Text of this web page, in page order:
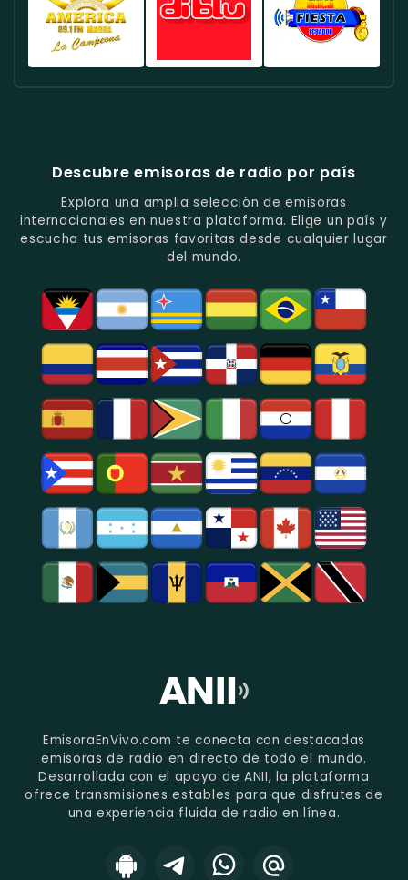
Fútbol
Quito.
En
Música
Quito.
Música
Tropical
Y
-
Programas
-
Emisora
Con
Música
Del
Recuerdo
En
Quito.
Estación
De
Los
Deportes
En
Guayaquil.
Populares
Y
Folclore
En
Azogues.
Descubre emisoras de radio por país
Explora una amplia selección de emisoras
internacionales en nuestra plataforma. Elige un país y
escucha tus emisoras favoritas desde cualquier lugar
del mundo.
EmisoraEnVivo.com te conecta con destacadas
emisoras de radio en directo de todo el mundo.
Desarrollada con el apoyo de ANII, la plataforma
ofrece transmisiones estables para que disfrutes de
una experiencia fluida de radio en línea.